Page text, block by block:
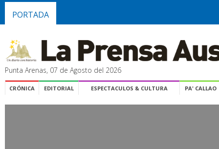
PORTADA
Punta Arenas, 07 de Agosto del 2026
CRÓNICA EDITORIAL ESPECTACULOS & CULTURA PA' CALLAO